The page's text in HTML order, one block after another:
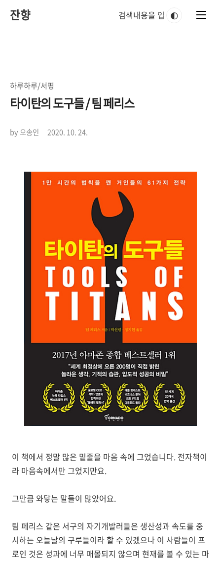
잔향 🌓
하루하루/서평
타이탄의 도구들 / 팀 페리스
by 오송인 2020. 10. 24.
이 책에서 정말 많은 밑줄을 마음 속에 그었습니다. 전자책이
라 마음속에서만 그었지만요.
그만큼 와닿는 말들이 많았어요.
팀 페리스 같은 서구의 자기개발러들은 생산성과 속도를 중
시하는 오늘날의 구루들이라 할 수 있겠으나 이 사람들이 프
로인 것은 성과에 너무 매몰되지 않으며 현재를 볼 수 있는 마